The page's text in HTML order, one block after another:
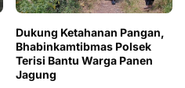
Dukung Ketahanan Pangan,
Bhabinkamtibmas Polsek
Terisi Bantu Warga Panen
Jagung